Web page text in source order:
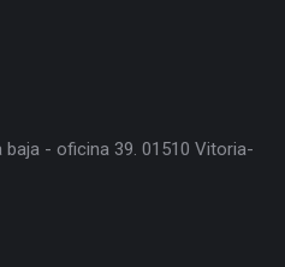
- oficina 39. 01510 Vitoria-